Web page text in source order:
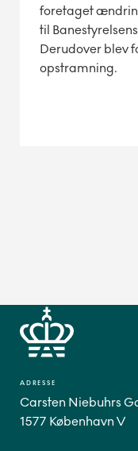
foretaget
til
Derudover blev
opstramning.
ADRESSE
Carsten Niebuhrs
1577 København V